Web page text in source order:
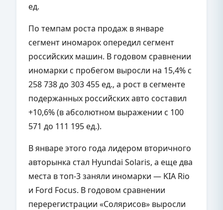
ед.
По темпам роста продаж в январе
сегмент иномарок опередил сегмент
российских машин. В годовом сравнении
иномарки с пробегом выросли на 15,4% с
258 738 до 303 455 ед., а рост в сегменте
подержанных российских авто составил
+10,6% (в абсолютном выражении с 100
571 до 111 195 ед.).
В январе этого года лидером вторичного
авторынка стал Hyundai Solaris, а еще два
места в топ-3 заняли иномарки — KIA Rio
и Ford Focus. В годовом сравнении
перерегистрации «Солярисов» выросли